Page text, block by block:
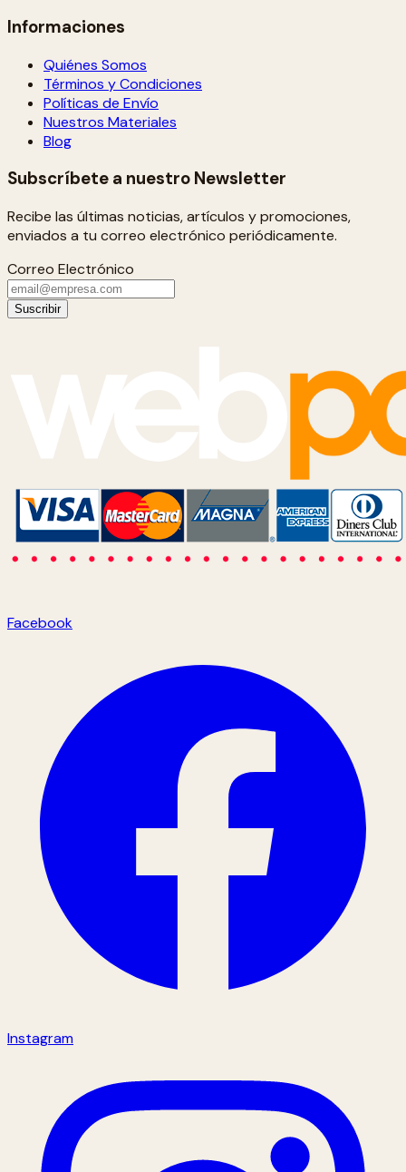
Informaciones
Quiénes Somos
Términos y Condiciones
Políticas de Envío
Nuestros Materiales
Blog
Subscríbete a nuestro Newsletter
Recibe las últimas noticias, artículos y promociones,
enviados a tu correo electrónico periódicamente.
Correo Electrónico
Suscribir
Facebook
Instagram